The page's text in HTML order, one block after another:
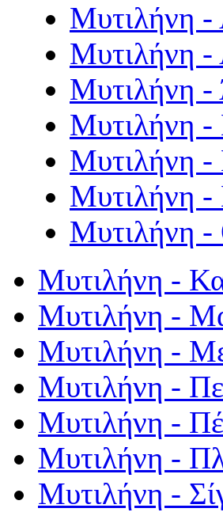
Μυτιλήνη -
Μυτιλήνη -
Μυτιλήνη -
Μυτιλήνη -
Μυτιλήνη -
Μυτιλήνη -
Μυτιλήνη -
Μυτιλήνη -
Μυτιλήνη -
Μυτιλήνη -
Μυτιλήνη -
Μυτιλήνη -
Μυτιλήνη -
Μυτιλήνη -